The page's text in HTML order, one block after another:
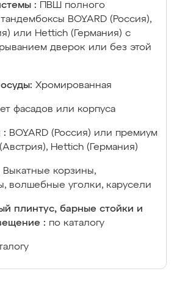
:
ПВШ полного
BOYARD (Россия),
или Hettich (Германия) с
дверок или без этой
Хромированная
фасадов или корпуса
: BOYARD (Россия) или премиум
Hettich (Германия)
Выкатные корзины,
волшебные уголки, карусели
плинтус, барные стойки и
: по каталогу